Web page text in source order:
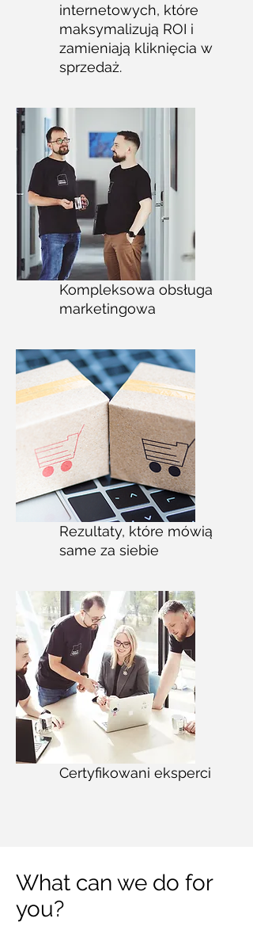
internetowych, które
maksymalizują ROI i
zamieniają kliknięcia w
sprzedaż.
Kompleksowa obsługa
marketingowa
Rezultaty, które mówią
same za siebie
Certyfikowani eksperci
What can we do for
you?